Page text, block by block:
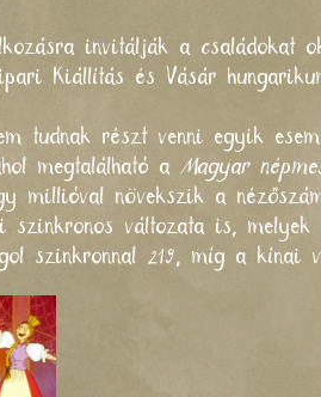
invitálják a családokat
Kiállítás és Vásár
tudnak részt venni egyik
megtalálható a Magyar
millióval növekszik a
szinkronos változata is, melyek
szinkronnal 219, míg a kínai